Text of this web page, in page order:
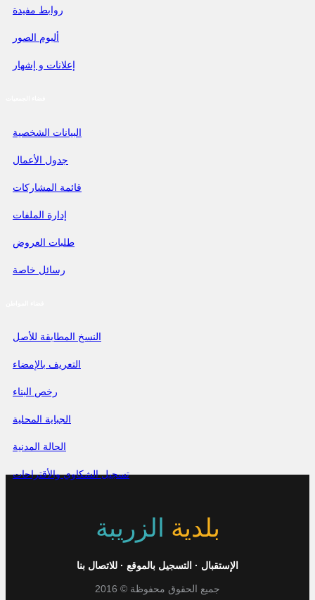
روابط مفيدة
ألبوم الصور
إعلانات و إشهار
البيانات الشخصية
جدول الأعمال
قائمة المشاركات
إدارة الملفات
طلبات العروض
رسائل خاصة
النسخ المطابقة للأصل
التعريف بالإمضاء
رخص البناء
الجباية المحلية
الحالة المدنية
تسجيل الشكاوي والأقتراحات
بلدية الزريبة
للاتصال بنا · التسجيل بالموقع · الإستقبال
جميع الحقوق محفوظة © 2016